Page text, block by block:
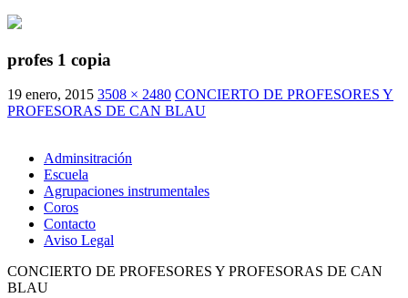
profes 1 copia
19 enero, 2015 3508 × 2480 CONCIERTO DE PROFESORES Y
PROFESORAS DE CAN BLAU
Adminsitración
Escuela
Agrupaciones instrumentales
Coros
Contacto
Aviso Legal
CONCIERTO DE PROFESORES Y PROFESORAS DE CAN
BLAU